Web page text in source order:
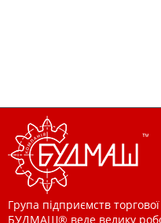
Група підприємств
БУДМАШ® веде велику